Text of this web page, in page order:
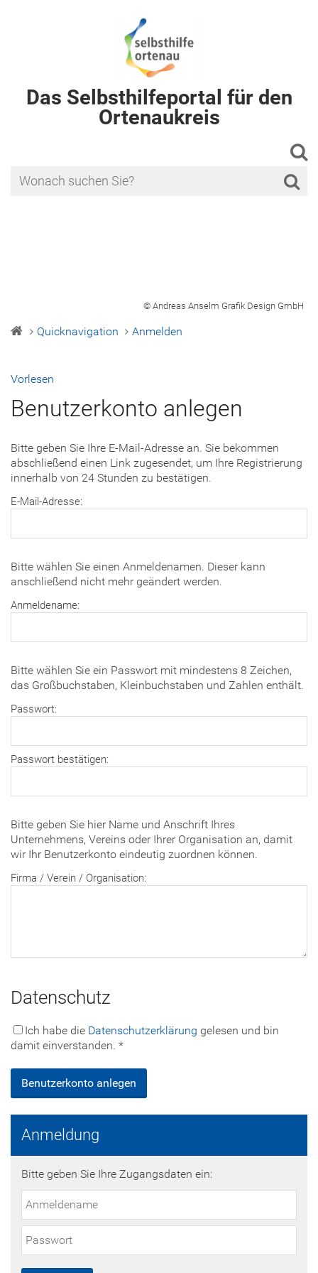
Das Selbsthilfeportal für den
Ortenaukreis
© Andreas Anselm Grafik Design GmbH
Quicknavigation Anmelden
Vorlesen
Benutzerkonto anlegen
Bitte geben Sie Ihre E-Mail-Adresse an. Sie bekommen
abschließend einen Link zugesendet, um Ihre Registrierung
innerhalb von 24 Stunden zu bestätigen.
E-Mail-Adresse:
Bitte wählen Sie einen Anmeldenamen. Dieser kann
anschließend nicht mehr geändert werden.
Anmeldename:
Bitte wählen Sie ein Passwort mit mindestens 8 Zeichen,
das Großbuchstaben, Kleinbuchstaben und Zahlen enthält.
Passwort:
Passwort bestätigen:
Bitte geben Sie hier Name und Anschrift Ihres
Unternehmens, Vereins oder Ihrer Organisation an, damit
wir Ihr Benutzerkonto eindeutig zuordnen können.
Firma / Verein / Organisation:
Datenschutz
Ich habe die Datenschutzerklärung gelesen und bin
damit einverstanden. *
Anmeldung
Bitte geben Sie Ihre Zugangsdaten ein: